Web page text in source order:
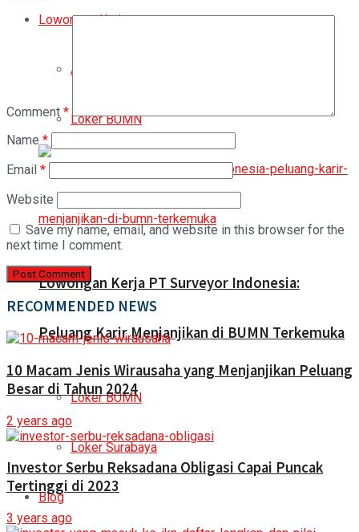
Lowongan Kerja
All
Loker BUMN
Lowongan Kerja PT Surveyor Indonesia:
Peluang Karir Menjanjikan di BUMN Terkemuka
Loker BUMN
Loker Surabaya
Blog
Comment *
Name *
Email *
Website
Save my name, email, and website in this browser for the
next time I comment.
RECOMMENDED NEWS
10 Macam Jenis Wirausaha yang Menjanjikan Peluang
Besar di Tahun 2024
2 years ago
Investor Serbu Reksadana Obligasi Capai Puncak
Tertinggi di 2023
3 years ago